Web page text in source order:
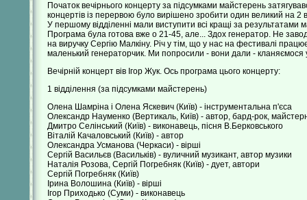
Початок вечірнього концерту за підсумками майстерень
концертів із перервою було вирішено зробити один великий на
У першому відділенні мали виступити всі кращі за результатами
Програма була готова вже о 21-45, але... Здох генератор. Не
на виручку Сергію Малкіну. Річ у тім, що у нас на фестивалі
маленький генераторчик. Ми попросили - вони дали - кланяємося
Вечірній концерт вів Ігор Жук. Ось програма цього концерту:
1 відділення (за підсумками майстерень)
Олена Шамріна і Олена Яскевич (Київ) - інструментальна п'єса
Олександр Науменко (Вертикаль, Київ) - автор, бард-рок,
Дмитро Селінський (Київ) - виконавець, пісня В.Берковського
Віталій Качаловський (Київ) - автор
Олександра Усманова (Черкаси) - вірші
Сергій Васильєв (Васильків) - вуличний музикант, автор музики
Наталія Розова, Сергій Погребняк (Київ) - дует, автори
Сергій Погребняк (Київ)
Ірина Волошина (Київ) - вірші
Ігор Приходько (Суми) - виконавець